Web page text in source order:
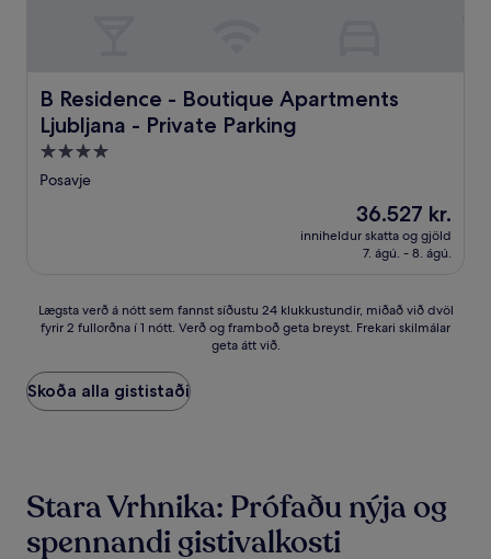
B Residence - Boutique Apartments
Ljubljana - Private Parking
B Residence - Boutique Apartments Ljubljana - Private
4.0
stjörnu
Posavje
Verðið
er
36.527 kr.
36.527 kr.
inniheldur skatta og gjöld
7. ágú. - 8. ágú.
Lægsta
verð
nótt
sem
fannst
við
fyrir
Lægsta verð á nótt sem fannst síðustu 24 klukkustundir, miðað við dvöl
fyrir 2 fullorðna í 1 nótt. Verð og framboð geta breyst. Frekari skilmálar
geta átt við.
Skoða alla gististaði
Stara Vrhnika: Prófaðu nýja og
spennandi gistivalkosti